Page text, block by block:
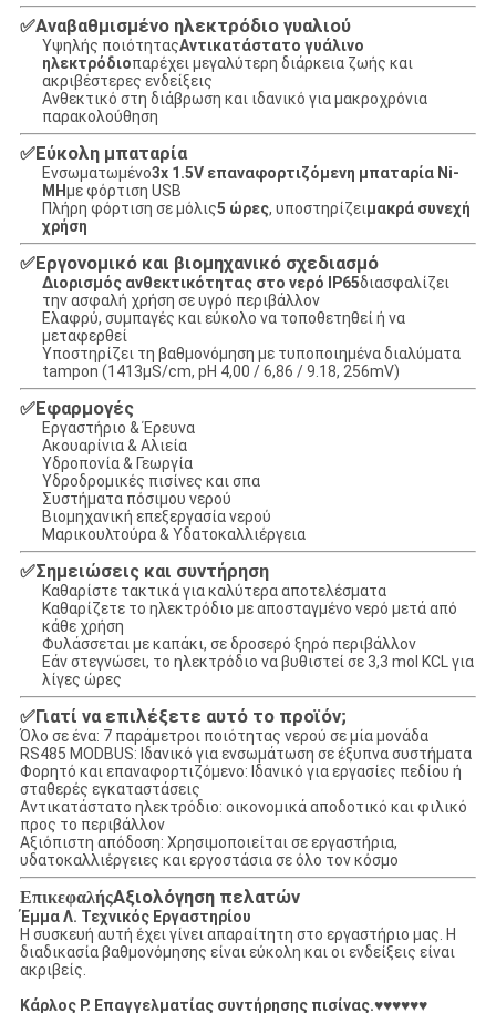
✅Αναβαθμισμένο ηλεκτρόδιο γυαλιού
Υψηλής ποιότηταςΑντικατάστατο γυάλινο
ηλεκτρόδιοπαρέχει μεγαλύτερη διάρκεια ζωής και
ακριβέστερες ενδείξεις
Ανθεκτικό στη διάβρωση και ιδανικό για μακροχρόνια
παρακολούθηση
✅Εύκολη μπαταρία
Ενσωματωμένο3x 1.5V επαναφορτιζόμενη μπαταρία Ni-
MHμε φόρτιση USB
Πλήρη φόρτιση σε μόλις5 ώρες, υποστηρίζειμακρά συνεχή
χρήση
✅Εργονομικό και βιομηχανικό σχεδιασμό
Διορισμός ανθεκτικότητας στο νερό IP65διασφαλίζει
την ασφαλή χρήση σε υγρό περιβάλλον
Ελαφρύ, συμπαγές και εύκολο να τοποθετηθεί ή να
μεταφερθεί
Υποστηρίζει τη βαθμονόμηση με τυποποιημένα διαλύματα
tampon (1413μS/cm, pH 4,00 / 6,86 / 9.18, 256mV)
✅Εφαρμογές
Εργαστήριο & Έρευνα
Ακουαρίνια & Αλιεία
Υδροπονία & Γεωργία
Υδροδρομικές πισίνες και σπα
Συστήματα πόσιμου νερού
Βιομηχανική επεξεργασία νερού
Μαρικουλτούρα & Υδατοκαλλιέργεια
✅Σημειώσεις και συντήρηση
Καθαρίστε τακτικά για καλύτερα αποτελέσματα
Καθαρίζετε το ηλεκτρόδιο με αποσταγμένο νερό μετά από
κάθε χρήση
Φυλάσσεται με καπάκι, σε δροσερό ξηρό περιβάλλον
Εάν στεγνώσει, το ηλεκτρόδιο να βυθιστεί σε 3,3 mol KCL για
λίγες ώρες
✅Γιατί να επιλέξετε αυτό το προϊόν;
Όλο σε ένα: 7 παράμετροι ποιότητας νερού σε μία μονάδα
RS485 MODBUS: Ιδανικό για ενσωμάτωση σε έξυπνα συστήματα
Φορητό και επαναφορτιζόμενο: Ιδανικό για εργασίες πεδίου ή
σταθερές εγκαταστάσεις
Αντικατάστατο ηλεκτρόδιο: οικονομικά αποδοτικό και φιλικό
προς το περιβάλλον
Αξιόπιστη απόδοση: Χρησιμοποιείται σε εργαστήρια,
υδατοκαλλιέργειες και εργοστάσια σε όλο τον κόσμο
ΕπικεφαλήςΑξιολόγηση πελατών
Έμμα Λ. Τεχνικός Εργαστηρίου
Η συσκευή αυτή έχει γίνει απαραίτητη στο εργαστήριο μας. Η
διαδικασία βαθμονόμησης είναι εύκολη και οι ενδείξεις είναι
ακριβείς.
Κάρλος Ρ. Επαγγελματίας συντήρησης πισίνας.♥♥♥♥♥♥